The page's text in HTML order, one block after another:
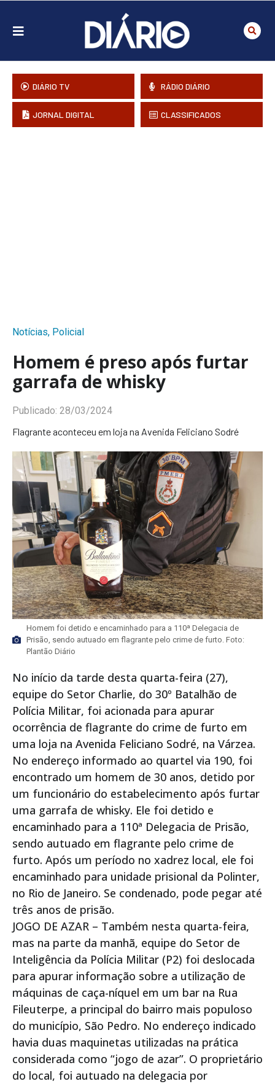
DIÁRIO TV RÁDIO DIÁRIO
JORNAL DIGITAL CLASSIFICADOS
Notícias, Policial
Homem é preso após furtar
garrafa de whisky
Publicado: 28/03/2024
Flagrante aconteceu em loja na Avenida Feliciano Sodré
Homem foi detido e encaminhado para a 110ª Delegacia de
Prisão, sendo autuado em flagrante pelo crime de furto. Foto:
Plantão Diário
No início da tarde desta quarta-feira (27),
equipe do Setor Charlie, do 30º Batalhão de
Polícia Militar, foi acionada para apurar
ocorrência de flagrante do crime de furto em
uma loja na Avenida Feliciano Sodré, na Várzea.
No endereço informado ao quartel via 190, foi
encontrado um homem de 30 anos, detido por
um funcionário do estabelecimento após furtar
uma garrafa de whisky. Ele foi detido e
encaminhado para a 110ª Delegacia de Prisão,
sendo autuado em flagrante pelo crime de
furto. Após um período no xadrez local, ele foi
encaminhado para unidade prisional da Polinter,
no Rio de Janeiro. Se condenado, pode pegar até
três anos de prisão.
JOGO DE AZAR – Também nesta quarta-feira,
mas na parte da manhã, equipe do Setor de
Inteligência da Polícia Militar (P2) foi deslocada
para apurar informação sobre a utilização de
máquinas de caça-níquel em um bar na Rua
Fileuterpe, a principal do bairro mais populoso
do município, São Pedro. No endereço indicado
havia duas maquinetas utilizadas na prática
considerada como “jogo de azar”. O proprietário
do local, foi autuado na delegacia por